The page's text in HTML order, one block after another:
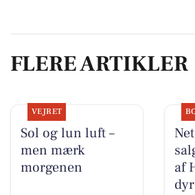
FLERE ARTIKLER
VEJRET
Sol og lun luft –
men mærk
morgenen
af